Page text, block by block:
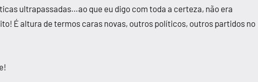
ultrapassadas…ao que eu digo com toda a certeza, não era
É altura de termos caras novas, outros políticos, outros partidos no